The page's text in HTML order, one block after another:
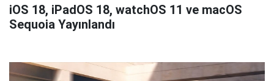
iOS 18, iPadOS 18, watchOS 11 ve macOS
Sequoia Yayınlandı